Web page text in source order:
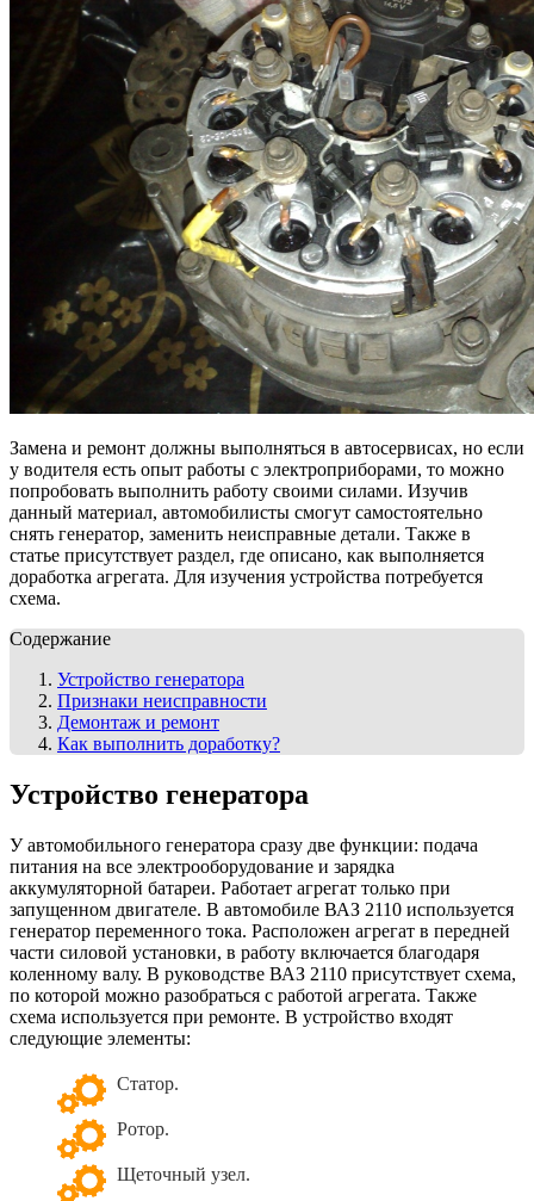
Замена и ремонт должны выполняться в автосервисах, но если
у водителя есть опыт работы с электроприборами, то можно
попробовать выполнить работу своими силами. Изучив
данный материал, автомобилисты смогут самостоятельно
снять генератор, заменить неисправные детали. Также в
статье присутствует раздел, где описано, как выполняется
доработка агрегата. Для изучения устройства потребуется
схема.
Содержание
Устройство генератора
Признаки неисправности
Демонтаж и ремонт
Как выполнить доработку?
Устройство генератора
У автомобильного генератора сразу две функции: подача
питания на все электрооборудование и зарядка
аккумуляторной батареи. Работает агрегат только при
запущенном двигателе. В автомобиле ВАЗ 2110 используется
генератор переменного тока. Расположен агрегат в передней
части силовой установки, в работу включается благодаря
коленному валу. В руководстве ВАЗ 2110 присутствует схема,
по которой можно разобраться с работой агрегата. Также
схема используется при ремонте. В устройство входят
следующие элементы:
Статор.
Ротор.
Щеточный узел.